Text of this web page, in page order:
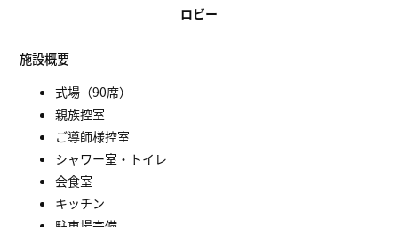
ロビー
施設概要
式場（90席）
親族控室
ご導師様控室
シャワー室・トイレ
会食室
キッチン